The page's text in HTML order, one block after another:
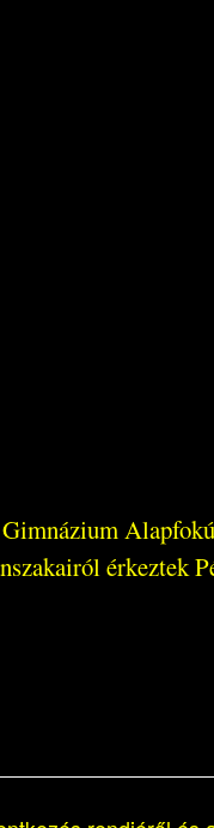
érkeztek